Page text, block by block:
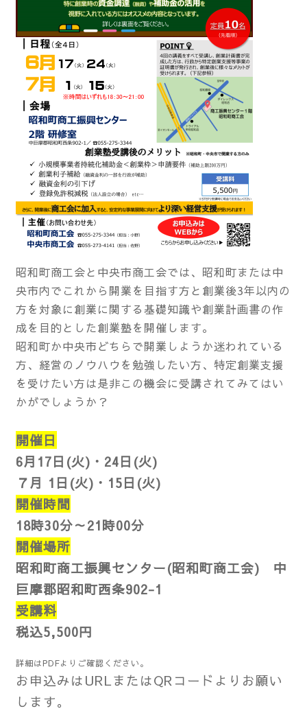
昭和町商工会と中央市商工会では、昭和町または中
央市内でこれから開業を目指す方と創業後3年以内の
方を対象に創業に関する基礎知識や創業計画書の作
成を目的とした創業塾を開催します。
昭和町か中央市どちらで開業しようか迷われている
方、経営のノウハウを勉強したい方、特定創業支援
を受けたい方は是非この機会に受講されてみてはい
かがでしょうか？
開催日
6月17日(火)・24日(火)
７月 1日(火)・15日(火)
開催時間
18時30分～21時00分
開催場所
昭和町商工振興センター(昭和町商工会) 中
巨摩郡昭和町西条902-1
受講料
税込5,500円
詳細はPDFよりご確認ください。
お申込みはURLまたはQRコードよりお願い
します。